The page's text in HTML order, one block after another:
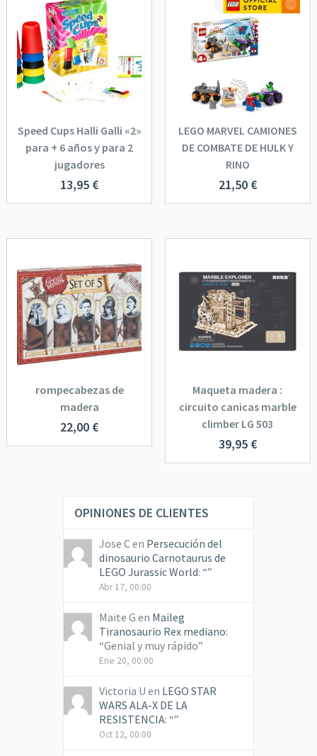
Speed Cups Halli Galli «2»
para + 6 años y para 2
jugadores
13,95 €
LEGO MARVEL CAMIONES
DE COMBATE DE HULK Y
RINO
21,50 €
rompecabezas de
madera
22,00 €
Maqueta madera :
circuito canicas marble
climber LG 503
39,95 €
OPINIONES DE CLIENTES
Jose Cen Persecución del
dinosaurio Carnotaurus de
LEGO Jurassic World: “”
Abr 17, 00:00
Maite G en Maileg
Tiranosaurio Rex mediano:
“Genial y muy rápido”
Ene 20, 00:00
Victoria U en LEGO STAR
WARS ALA-X DE LA
RESISTENCIA: “”
Oct 12, 00:00